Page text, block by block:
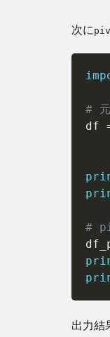
次に
# 元
df
#
出力結